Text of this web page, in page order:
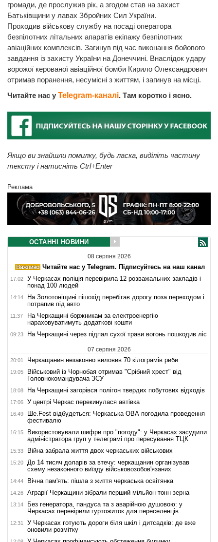
громади, де прослужив рік, а згодом став на захист
Батьківщини у лавах Збройних Сил України.
Проходив військову службу на посаді оператора
безпілотних літальних апаратів екіпажу безпілотних
авіаційних комплексів. Загинув під час виконання бойового
завдання із захисту України на Донеччині. Внаслідок удару
ворожої керованої авіаційної бомби Кирило Олександрович
отримав поранення, несумісні з життям, і загинув на місці.
Читайте нас у Telegram-каналі. Там коротко і ясно.
Якщо ви знайшли помилку, будь ласка, виділіть частину
тексту і натисніть Ctrl+Enter
Реклама
ОСТАННІ НОВИНИ
08 серпня 2026
Читайте нас у Telegram. Підписуйтесь на наш канал
17:02
У Черкасах поліція перевірила 12 розважальних закладів і
понад 100 людей
14:14
На Золотоніщині пішохід перебігав дорогу поза переходом і
потрапив під авто
11:37
На Черкащині боржникам за електроенергію
нараховуватимуть додаткові кошти
09:23 На Черкащині через підпал сухої трави вогонь пошкодив ліс
07 серпня 2026
20:01 Черкащанин незаконно виловив 70 кілограмів риби
19:05
Військовий із Чорнобая отримав "Срібний хрест" від
Головнокомандувача ЗСУ
18:08 На Черкащині загорівся полігон твердих побутових відходів
17:06 У центрі Черкас перекинулася автівка
16:49
Ше.Fest відбудеться: Черкаська ОВА погодила проведення
фестивалю
16:15
Використовували шифри про "погоду": у Черкасах засудили
адміністратора груп у телеграмі про пересування ТЦК
15:33 Війна забрала життя двох черкаських військових
15:20
До 14 тисяч доларів за втечу: черкащанин організував
схему незаконного виїзду військовозобов'язаних
14:44 Вічна пам'ять: пішла з життя черкаська освітянка
14:26 Аграрії Черкащини зібрали перший мільйон тонн зерна
13:14
Без генератора, пандуса та з аварійною душовою: у
Черкасах перевірили гуртожиток для переселенців
12:31
У Черкасах готують дороги біля шкіл і дитсадків: де вже
оновили розмітку